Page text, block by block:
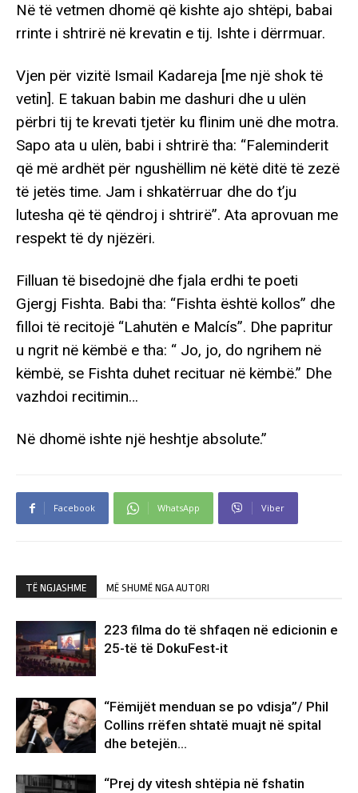
Në të vetmen dhomë që kishte ajo shtëpi, babai
rrinte i shtrirë në krevatin e tij. Ishte i dërrmuar.
Vjen për vizitë Ismail Kadareja [me një shok të
vetin]. E takuan babin me dashuri dhe u ulën
përbri tij te krevati tjetër ku flinim unë dhe motra.
Sapo ata u ulën, babi i shtrirë tha: “Faleminderit
që më ardhët për ngushëllim në këtë ditë të zezë
të jetës time. Jam i shkatërruar dhe do t’ju
lutesha që të qëndroj i shtrirë”. Ata aprovuan me
respekt të dy njëzëri.
Filluan të bisedojnë dhe fjala erdhi te poeti
Gjergj Fishta. Babi tha: “Fishta është kollos” dhe
filloi të recitojë “Lahutën e Malcís”. Dhe papritur
u ngrit në këmbë e tha: “ Jo, jo, do ngrihem në
këmbë, se Fishta duhet recituar në këmbë.” Dhe
vazhdoi recitimin…
Në dhomë ishte një heshtje absolute.”
Facebook WhatsApp Viber
TË NGJASHME MË SHUMË NGA AUTORI
223 filma do të shfaqen në edicionin e
25-të të DokuFest-it
“Fëmijët menduan se po vdisja”/ Phil
Collins rrëfen shtatë muajt në spital
dhe betejën…
“Prej dy vitesh shtëpia në fshatin